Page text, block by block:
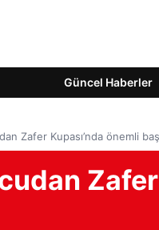
Güncel Haberler
Zafer Kupası’nda önemli
Zafer